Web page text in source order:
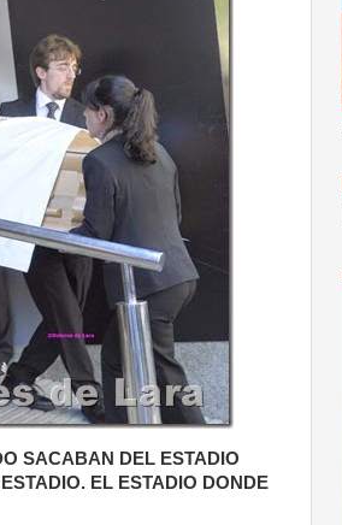
SACABAN DEL ESTADIO
EL ESTADIO DONDE